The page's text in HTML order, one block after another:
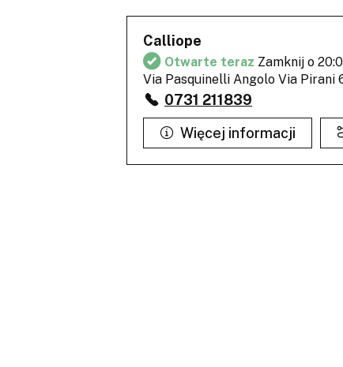
Calliope
Otwarte teraz Zamknij o
Via Pasquinelli Angolo Via Pirani
0731 211839
Więcej informacji